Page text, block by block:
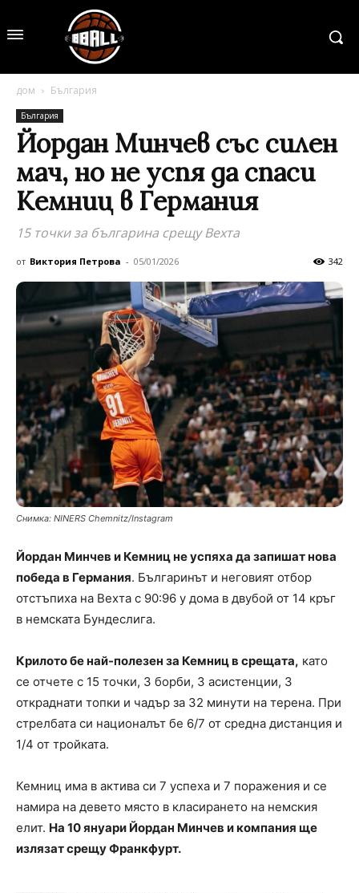
дом България
България
Йордан Минчев със силен
мач, но не успя да спаси
Кемниц в Германия
15 точки за българина срещу Вехта
от Виктория Петрова - 05/01/2026 342
Снимка: NINERS Chemnitz/Instagram
Йордан Минчев и Кемниц не успяха да запишат нова
победа в Германия. Българинът и неговият отбор
отстъпиха на Вехта с 90:96 у дома в двубой от 14 кръг
в немската Бундеслига.
Крилото бе най-полезен за Кемниц в срещата, като
се отчете с 15 точки, 3 борби, 3 асистенции, 3
откраднати топки и чадър за 32 минути на терена. При
стрелбата си националът бе 6/7 от средна дистанция и
1/4 от тройката.
Кемниц има в актива си 7 успеха и 7 поражения и се
намира на девето място в класирането на немския
елит. На 10 януари Йордан Минчев и компания ще
излязат срещу Франкфурт.